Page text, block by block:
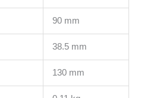
90 mm
38.5 mm
130 mm